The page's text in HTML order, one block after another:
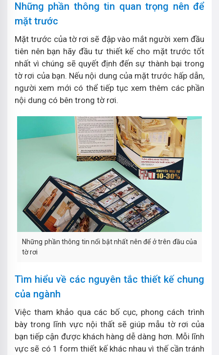
Những phần thông tin quan trọng nên để
mặt trước
Mặt trước của tờ rơi sẽ đập vào mắt người xem đầu
tiên nên bạn hãy đầu tư thiết kế cho mặt trước tốt
nhất vì chúng sẽ quyết định đến sự thành bại trong
tờ rơi của bạn. Nếu nội dung của mặt trước hấp dẫn,
người xem mới có thể tiếp tục xem thêm các phần
nội dung có bên trong tờ rơi.
Những phần thông tin nổi bật nhất nên để ở trên đầu của
tờ rơi
Tìm hiểu về các nguyên tắc thiết kế chung
của ngành
Việc tham khảo qua các bố cục, phong cách trình
bày trong lĩnh vực nội thất sẽ giúp mẫu tờ rơi của
bạn tiếp cận được khách hàng dễ dàng hơn. Mỗi lĩnh
vực sẽ có 1 form thiết kế khác nhau vì thế cần tránh